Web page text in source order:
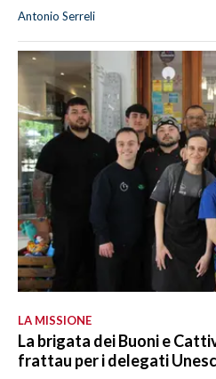
Antonio Serreli
LA MISSIONE
La brigata dei Buoni e
frattau per i delegati